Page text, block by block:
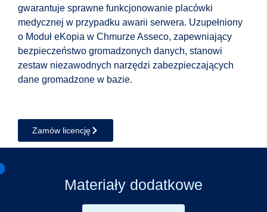
gwarantuje sprawne funkcjonowanie placówki
medycznej w przypadku awarii serwera. Uzupełniony
o Moduł eKopia w Chmurze Asseco, zapewniający
bezpieczeństwo gromadzonych danych, stanowi
zestaw niezawodnych narzędzi zabezpieczających
dane gromadzone w bazie.
Zamów licencję
Materiały dodatkowe